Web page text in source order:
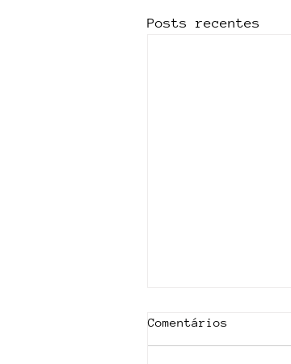
Posts recentes
Comentários